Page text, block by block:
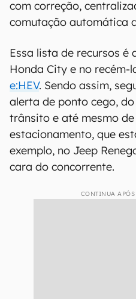
com correção,
comutação automática
Essa lista de recursos é
Honda City e no recém-
e:HEV. Sendo assim,
alerta de ponto cego,
trânsito e até mesmo
estacionamento, que
exemplo, no Jeep
cara do concorrente.
CONTINUA